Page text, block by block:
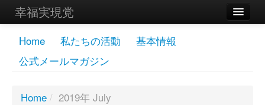
幸福実現党
メンバーズページ
党員
Home 私たちの活動
基本情報
公式メールマガジン
Home / 2019年 July